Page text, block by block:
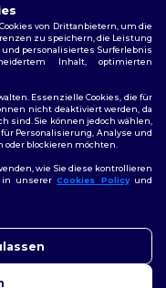
|
|Essen|Dortmund|
von Drittanbietern, um die
zu speichern, die Leistung
personalisiertes Surferlebnis
Inhalt, optimierten
Essenzielle Cookies, die für
nicht deaktiviert werden, da
sind. Sie können jedoch wählen,
Personalisierung, Analyse und
blockieren möchten.
wie Sie diese kontrollieren
in unsererCookies Policyund
kontaktieren.